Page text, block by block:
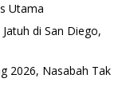
Utama
di San Diego,
2026, Nasabah Tak